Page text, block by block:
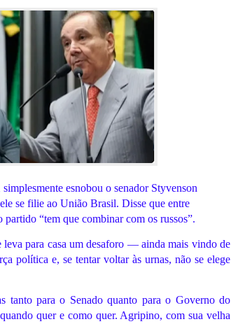
esnobou o senador Styvenson
se filie ao União Brasil. Disse que entre
“tem que combinar com os russos”.
para casa um desaforo — ainda mais vindo de
política e, se tentar voltar às urnas, não se elege
tanto para o Senado quanto para o Governo do
quer e como quer. Agripino, com sua velha